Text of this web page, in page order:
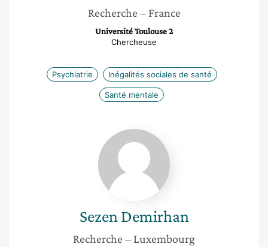
Recherche – France
Université Toulouse 2
Chercheuse
Psychiatrie Inégalités sociales de santé
Santé mentale
Sezen
Demirhan
Sezen Demirhan
Recherche – Luxembourg